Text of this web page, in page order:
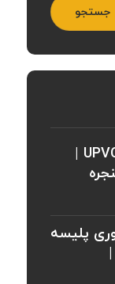
جستجو
فروش توری پنجره UPVC |
پلیسه